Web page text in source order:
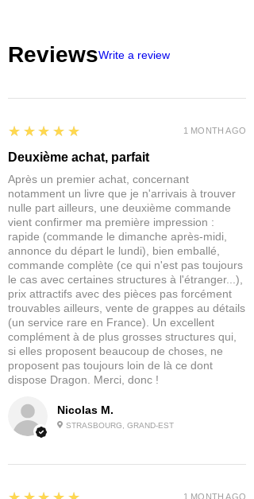
brillantesur des bases de
devignette . Elle peut être facilement
Sèche en 5-30 minutes selon
l'eau. Les outils peuvent être nettoyés
avec de l'eau.
Contient 1 flacon depâte de texture
30 ml.
ReviewsWrite a review
Nicolas M.
STRASBOURG, GRAND-EST
5
★★★★★
Deuxième achat, parfait
Après un premier achat, concernant
notamment un livre que je n'arrivais à trouver
nulle part ailleurs, une deuxième commande
vient confirmer ma première impression :
rapide (commande le dimanche après-midi,
annonce du départ le lundi), bien emballé,
commande complète (ce qui n'est pas toujours
le cas avec certaines structures à l'étranger...),
prix attractifs avec des pièces pas forcément
trouvables ailleurs, vente de grappes au détails
(un service rare en France). Un excellent
complément à de plus grosses structures qui,
si elles proposent beaucoup de choses, ne
proposent pas toujours loin de là ce dont
dispose Dragon. Merci, donc !
1 MONTH AGO
1 MONTH AGO